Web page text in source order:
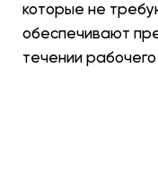
которые не
обеспечивают
течении рабочего